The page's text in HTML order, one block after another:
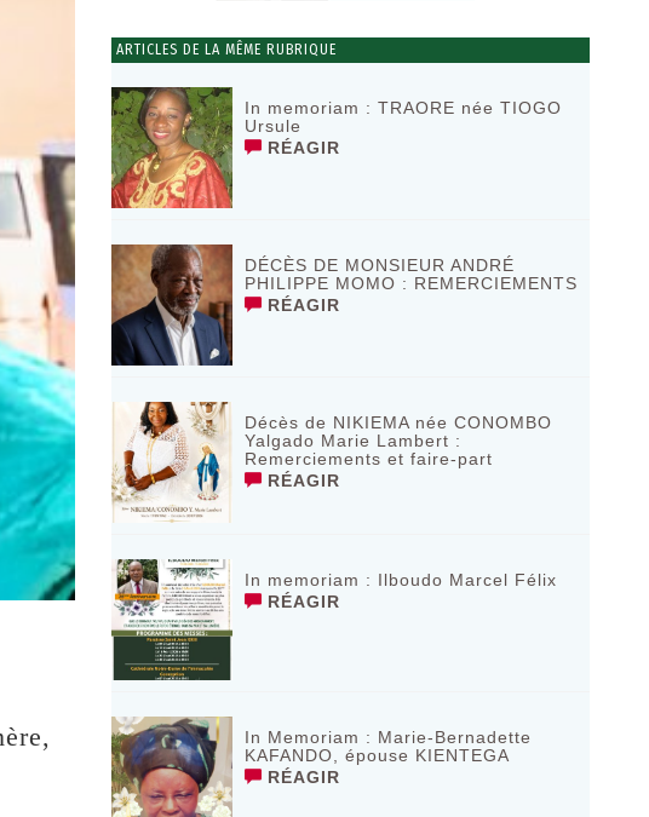
ARTICLES DE LA MÊME RUBRIQUE
In memoriam : TRAORE née TIOGO
Ursule
RÉAGIR
DÉCÈS DE MONSIEUR ANDRÉ
PHILIPPE MOMO : REMERCIEMENTS
RÉAGIR
Décès de NIKIEMA née CONOMBO
Yalgado Marie Lambert :
Remerciements et faire-part
RÉAGIR
In memoriam : Ilboudo Marcel Félix
RÉAGIR
In Memoriam : Marie-Bernadette
KAFANDO, épouse KIENTEGA
RÉAGIR